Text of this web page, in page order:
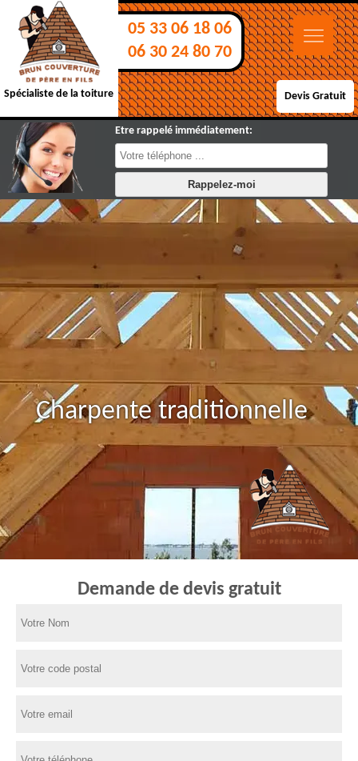
Spécialiste de la toiture
05 33 06 18 06
06 30 24 80 70
Devis Gratuit
Etre rappelé immédiatement:
Charpente traditionnelle
Demande de devis gratuit